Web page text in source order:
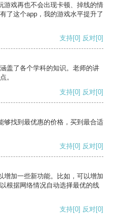
游戏再也不会出现卡顿、掉线的情
了这个app，我的游戏水平提升了
支持[0] 反对[0]
盖了各个学科的知识。老师的讲
。
支持[0] 反对[0]
够找到最优惠的价格，买到最合适
支持[0] 反对[0]
增加一些新功能。比如，可以增加
根据网络情况自动选择最优的线
支持[0] 反对[0]